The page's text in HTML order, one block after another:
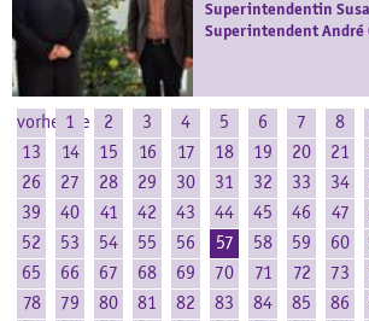
Superintendentin
Superintendent André
vorherige
1 2 3 4 5 6 7 8
13
14 15 16 17 18 19 20 21
26
27 28 29 30 31 32 33 34
39
40 41 42 43 44 45 46 47
52
53 54 55 56 57 58 59 60
65
66 67 68 69 70 71 72 73
78
79 80 81 82 83 84 85 86